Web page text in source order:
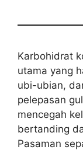
Karbohidrat
utama yang
ubi-ubian,
pelepasan
mencegah
bertanding
Pasaman